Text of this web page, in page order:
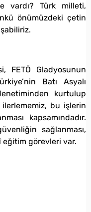
vardı? Türk milleti,
önümüzdeki çetin
FETÖ Gladyosunun
Batı Asyalı
kurtulup
ilerlememiz, bu işlerin
kapsamındadır.
sağlanması,
eğitim görevleri var.